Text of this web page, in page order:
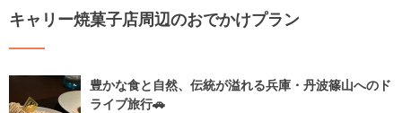
キャリー焼菓子店周辺のおでかけプラン
豊かな食と自然、伝統が溢れる兵庫・丹波篠山へのド
ライブ旅行🚗